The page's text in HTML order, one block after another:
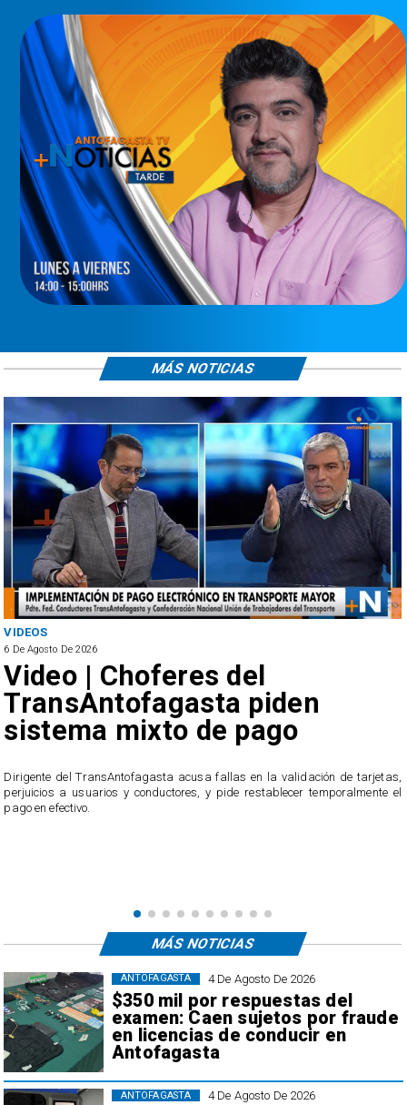
VIDEOS
6 De Agosto De 2026
Video | Choferes del
TransAntofagasta piden
sistema mixto de pago
​Dirigente del TransAntofagasta acusa fallas en la validación de tarjetas,
perjuicios a usuarios y conductores, y pide restablecer temporalmente el
pago en efectivo.
MÁS NOTICIAS
4 De Agosto De 2026
$350 mil por respuestas del
examen: Caen sujetos por fraude
en licencias de conducir en
Antofagasta
ANTOFAGASTA
4 De Agosto De 2026
ANTOFAGASTA
MÁS NOTICIAS